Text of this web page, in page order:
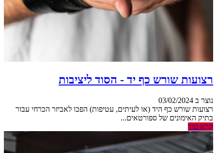
רצועות שורש כף יד - הסוד ליציבות
נוצר ב 03/02/2024
רצועות שורש כף היד (או לעיתים, עטיפות) הפכו לאביזר הכרחי עבור
בתיק האימונים של ספורטאים...
קרא עוד